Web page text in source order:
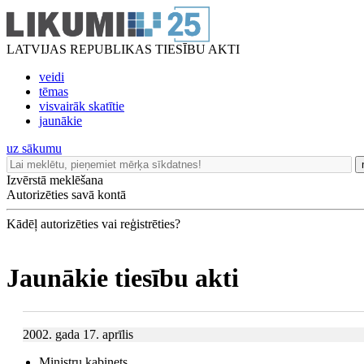
LATVIJAS REPUBLIKAS TIESĪBU AKTI
veidi
tēmas
visvairāk skatītie
jaunākie
uz sākumu
Izvērstā meklēšana
Autorizēties savā kontā
Kādēļ autorizēties vai reģistrēties?
Jaunākie tiesību akti
2002. gada 17. aprīlis